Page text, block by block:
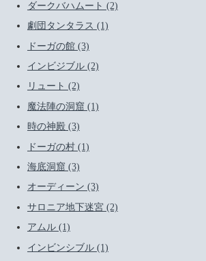
ダークバハムート (2)
劇団タンタラス (1)
ドーガの館 (3)
インビジブル (2)
リュート (2)
魔法陣の洞窟 (1)
時の神殿 (3)
ドーガの村 (1)
海底洞窟 (3)
オーディーン (3)
サロニア地下迷宮 (2)
アムル (1)
インビンシブル (1)